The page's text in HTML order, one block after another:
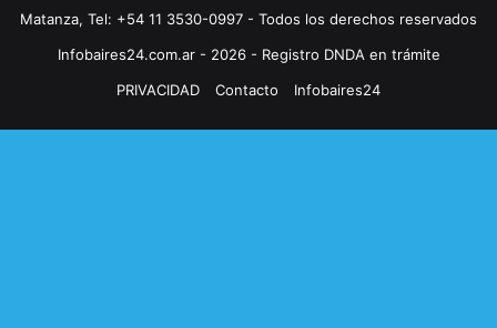
Matanza, Tel: +54 11 3530-0997 - Todos los derechos reservados
Infobaires24.com.ar - 2026 - Registro DNDA en trámite
PRIVACIDAD
Contacto Infobaires24